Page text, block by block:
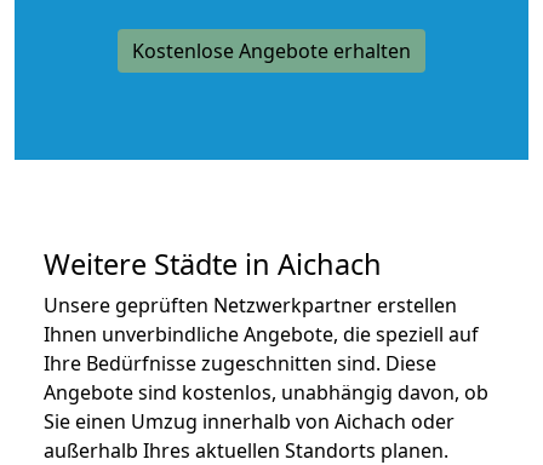
Kostenlose Angebote erhalten
Weitere Städte in Aichach
Unsere geprüften Netzwerkpartner erstellen
Ihnen unverbindliche Angebote, die speziell auf
Ihre Bedürfnisse zugeschnitten sind. Diese
Angebote sind kostenlos, unabhängig davon, ob
Sie einen Umzug innerhalb von Aichach oder
außerhalb Ihres aktuellen Standorts planen.